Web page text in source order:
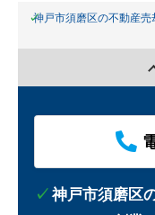
神戸市須磨区の不動産売
神戸市須磨区